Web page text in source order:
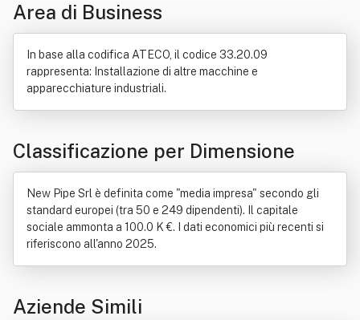
Farmacia
Formazione
Area di Business
In base alla codifica ATECO, il codice 33.20.09
rappresenta: Installazione di altre macchine e
apparecchiature industriali.
Classificazione per Dimensione
New Pipe Srl è definita come "media impresa" secondo gli
standard europei (tra 50 e 249 dipendenti). Il capitale
sociale ammonta a 100.0 K €. I dati economici più recenti si
riferiscono all'anno 2025.
Aziende Simili